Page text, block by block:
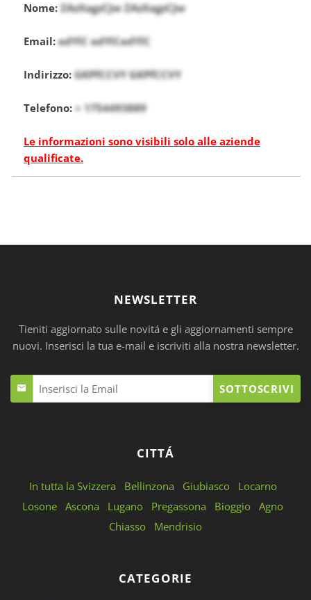
Nome: ZAzXagzCJw ZAzXagzCJw
Email:edYlC edYlCedYlC
Indirizzo:GKPfCCVY GKPfCCVY
Telefono: + 1754493889
Le informazioni sono visibili solo alle aziende
qualificate.
NEWSLETTER
Tieniti aggiornato sulle novitá e gli aggiornamenti sempre
nuovi. Inserisci la tua e-mail e iscriviti alla nostra newsletter.
SOTTOSCRIVI
CITTÁ
In tutta la Svizzera Bellinzona Giubiasco
Locarno
Losone Ascona Lugano Pregassona Bioggio Agno
Chiasso
Mendrisio
CATEGORIE